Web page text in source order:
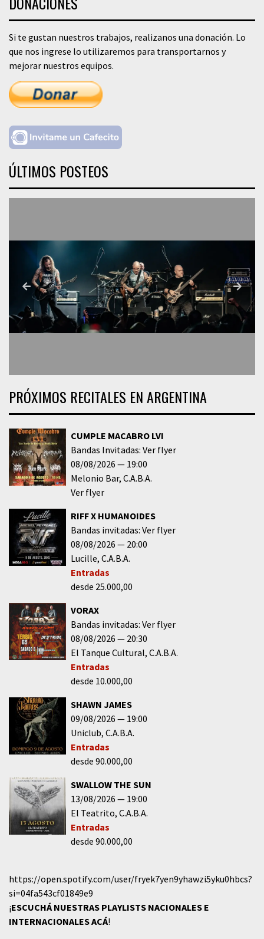
Si te gustan nuestros trabajos, realizanos una donación. Lo
que nos ingrese lo utilizaremos para transportarnos y
mejorar nuestros equipos.
ÚLTIMOS POSTEOS
PRÓXIMOS RECITALES EN ARGENTINA
CUMPLE MACABRO LVI
Bandas Invitadas: Ver flyer
08/08/2026
19:00
Melonio Bar C.A.B.A.
Ver flyer
RIFF X HUMANOIDES
Bandas invitadas: Ver flyer
08/08/2026
20:00
Lucille C.A.B.A.
Entradas
desde 25.000,00
VORAX
Bandas invitadas: Ver flyer
08/08/2026
20:30
El Tanque Cultural C.A.B.A.
Entradas
desde 10.000,00
SHAWN JAMES
09/08/2026
19:00
Uniclub C.A.B.A.
Entradas
desde 90.000,00
SWALLOW THE SUN
13/08/2026
19:00
El Teatrito C.A.B.A.
Entradas
desde 90.000,00
https://open.spotify.com/user/fryek7yen9yhawzi5yku0hbcs?
si=04fa543cf01849e9
¡ESCUCHÁ NUESTRAS PLAYLISTS NACIONALES E
INTERNACIONALESACÁ!